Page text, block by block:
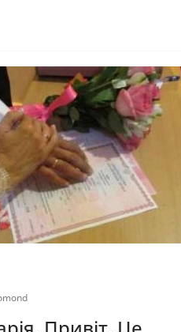
с
я